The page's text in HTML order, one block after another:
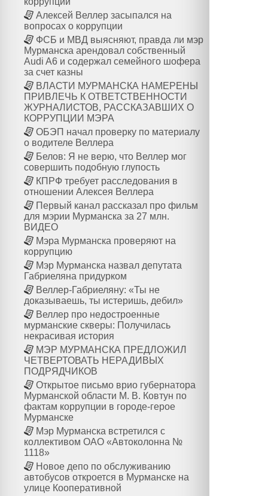
Алексей Веллер засыпался на
вопросах о коррупции
ФСБ и МВД выясняют, правда ли мэр
Мурманска арендовал собственный
Audi A6 и содержал семейного шофера
за счет казны
ВЛАСТИ МУРМАНСКА НАМЕРЕНЫ
ПРИВЛЕЧЬ К ОТВЕТСТВЕННОСТИ
ЖУРНАЛИСТОВ, РАССКАЗАВШИХ О
КОРРУПЦИИ МЭРА
ОБЭП начал проверку по материалу
о водителе Веллера
Белов: Я не верю, что Веллер мог
совершить подобную глупость
КПРФ требует расследования в
отношении Алексея Веллера
Первый канал рассказал про фильм
для мэрии Мурманска за 27 млн.
ВИДЕО
Мэра Мурманска проверяют на
коррупцию
Мэр Мурманска назвал депутата
Габриеляна придурком
Веллер-Габриеляну: «Ты не
доказываешь, ты истеришь, дебил»
Веллер про недостроенные
мурманские скверы: Получилась
некрасивая история
МЭР МУРМАНСКА ПРЕДЛОЖИЛ
ЧЕТВЕРТОВАТЬ НЕРАДИВЫХ
ПОДРЯДЧИКОВ
Открытое письмо врио губернатора
Мурманской области М. В. Ковтун по
фактам коррупции в городе-герое
Мурманске
Мэр Мурманска встретился с
коллективом ОАО «Автоколонна №
1118»
Новое депо по обслуживанию
автобусов откроется в Мурманске на
улице Кооперативной